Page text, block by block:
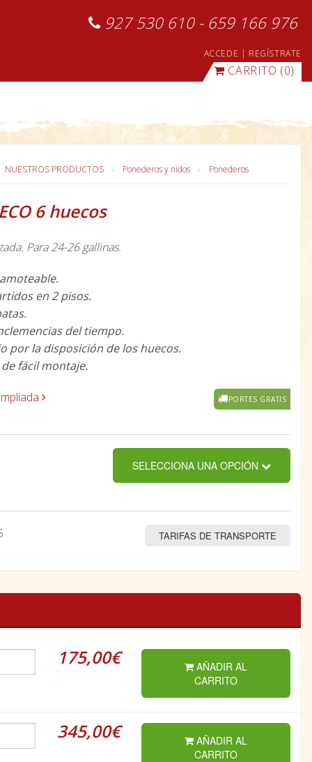
927 530 610 - 659 166 976
ACCEDE | REGÍSTRATE
CARRITO (0)
NUESTROS PRODUCTOS Ponederos y nidos Ponederos
6 huecos
Para 24-26 gallinas.
en 2 pisos.
del tiempo.
por la disposición de los huecos.
fácil montaje.
PORTES GRATIS
SELECCIONA UNA OPCIÓN
TARIFAS DE TRANSPORTE
175,00€
AÑADIR AL
CARRITO
345,00€
AÑADIR AL
CARRITO